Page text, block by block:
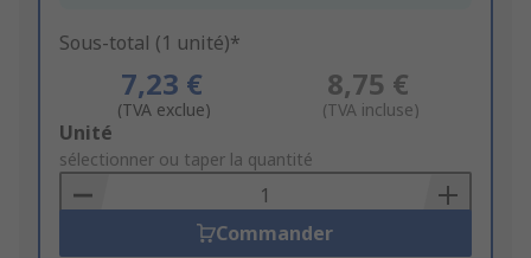
Sous-total (1 unité)*
7,23 €
(TVA exclue)
8,75 €
(TVA incluse)
Add
to
Basket
Unité
sélectionner ou taper la quantité
Commander